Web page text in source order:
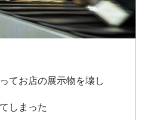
てお店の展示物を壊し
しまった